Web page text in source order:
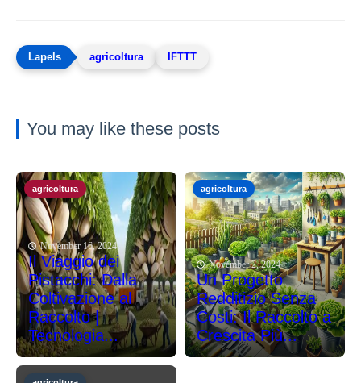
agricoltura IFTTT
You may like these posts
agricoltura
November 16, 2024
Il Viaggio dei
Pistacchi: Dalla
Coltivazione al
Raccolto |
Tecnologia...
agricoltura
November 2, 2024
Un Progetto
Redditizio Senza
Costi: Il Raccolto a
Crescita Più...